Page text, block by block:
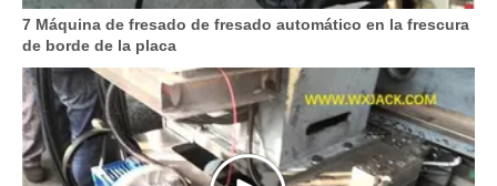
7 Máquina de fresado de fresado automático en la frescura
de borde de la placa